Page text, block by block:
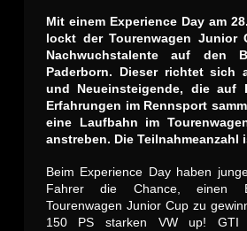
Mit einem Experience Day am
lockt der Tourenwagen Junior
Nachwuchstalente auf den
Paderborn. Dieser richtet sich
und Neueinsteigende, die auf
Erfahrungen im Rennsport
eine Laufbahn im
anstreben. Die Teilnahmeanzahl
Beim Experience Day haben
Fahrer die Chance, einen
Tourenwagen Junior Cup zu
150 PS starken VW up! GTI